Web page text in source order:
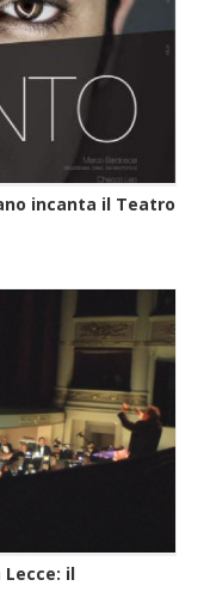
incanta il Teatro
Lecce: il